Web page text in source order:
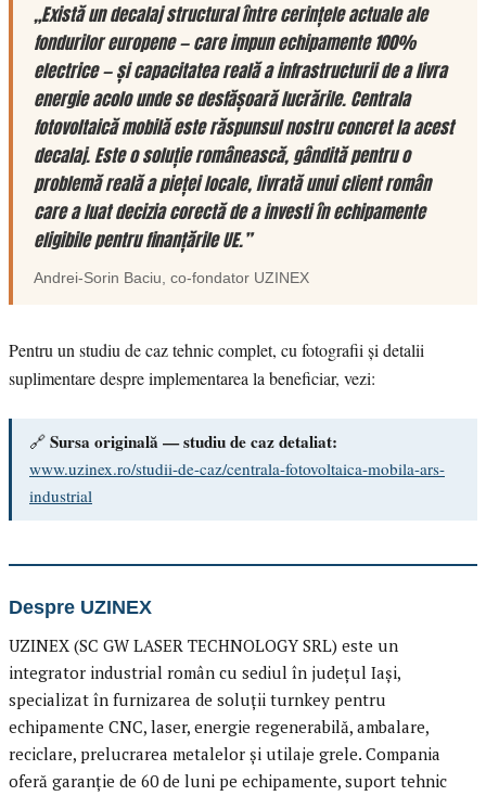
„Există un decalaj structural între cerințele actuale ale
fondurilor europene — care impun echipamente 100%
electrice — și capacitatea reală a infrastructurii de a livra
energie acolo unde se desfășoară lucrările. Centrala
fotovoltaică mobilă este răspunsul nostru concret la acest
decalaj. Este o soluție românească, gândită pentru o
problemă reală a pieței locale, livrată unui client român
care a luat decizia corectă de a investi în echipamente
eligibile pentru finanțările UE.”
Andrei-Sorin Baciu, co-fondator UZINEX
Pentru un studiu de caz tehnic complet, cu fotografii și detalii
suplimentare despre implementarea la beneficiar, vezi:
🔗 Sursa originală — studiu de caz detaliat:
www.uzinex.ro/studii-de-caz/centrala-fotovoltaica-mobila-ars-
industrial
Despre UZINEX
UZINEX (SC GW LASER TECHNOLOGY SRL) este un
integrator industrial român cu sediul în județul Iași,
specializat în furnizarea de soluții turnkey pentru
echipamente CNC, laser, energie regenerabilă, ambalare,
reciclare, prelucrarea metalelor și utilaje grele. Compania
oferă garanție de 60 de luni pe echipamente, suport tehnic